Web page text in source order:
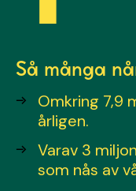
Så många
Omkring 7,9
årligen.
Varav 3
som nås av